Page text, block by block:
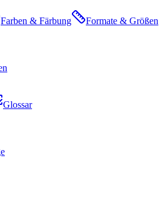
Farben & Färbung
Formate & Größen
Glossar